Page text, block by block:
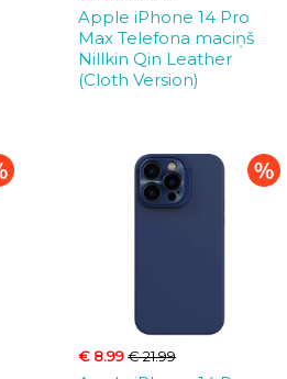
Apple iPhone 14 Pro
Max Telefona maciņš
Nillkin Qin Leather
(Cloth Version)
€ 8.99€ 21.99